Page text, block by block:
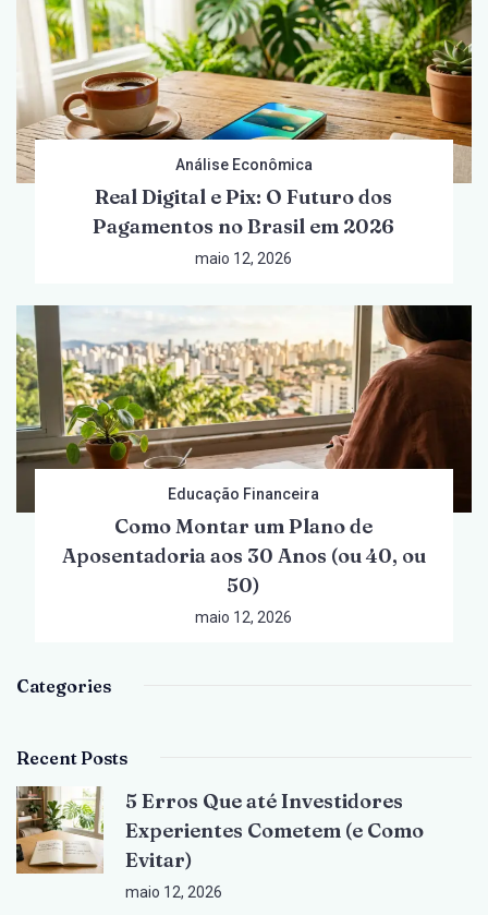
Análise Econômica
Real Digital e Pix: O Futuro dos
Pagamentos no Brasil em 2026
maio 12, 2026
Educação Financeira
Como Montar um Plano de
Aposentadoria aos 30 Anos (ou 40, ou
50)
maio 12, 2026
Categories
Recent Posts
5 Erros Que até Investidores
Experientes Cometem (e Como
Evitar)
maio 12, 2026